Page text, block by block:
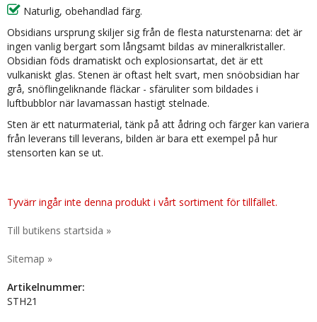
Naturlig, obehandlad färg.
Obsidians ursprung skiljer sig från de flesta naturstenarna: det är
ingen vanlig bergart som långsamt bildas av mineralkristaller.
Obsidian föds dramatiskt och explosionsartat, det är ett
vulkaniskt glas. Stenen är oftast helt svart, men snöobsidian har
grå, snöflingeliknande fläckar - sfäruliter som bildades i
luftbubblor när lavamassan hastigt stelnade.
Sten är ett naturmaterial, tänk på att ådring och färger kan variera
från leverans till leverans, bilden är bara ett exempel på hur
stensorten kan se ut.
Tyvärr ingår inte denna produkt i vårt sortiment för tillfället.
Till butikens startsida »
Sitemap »
Artikelnummer:
STH21